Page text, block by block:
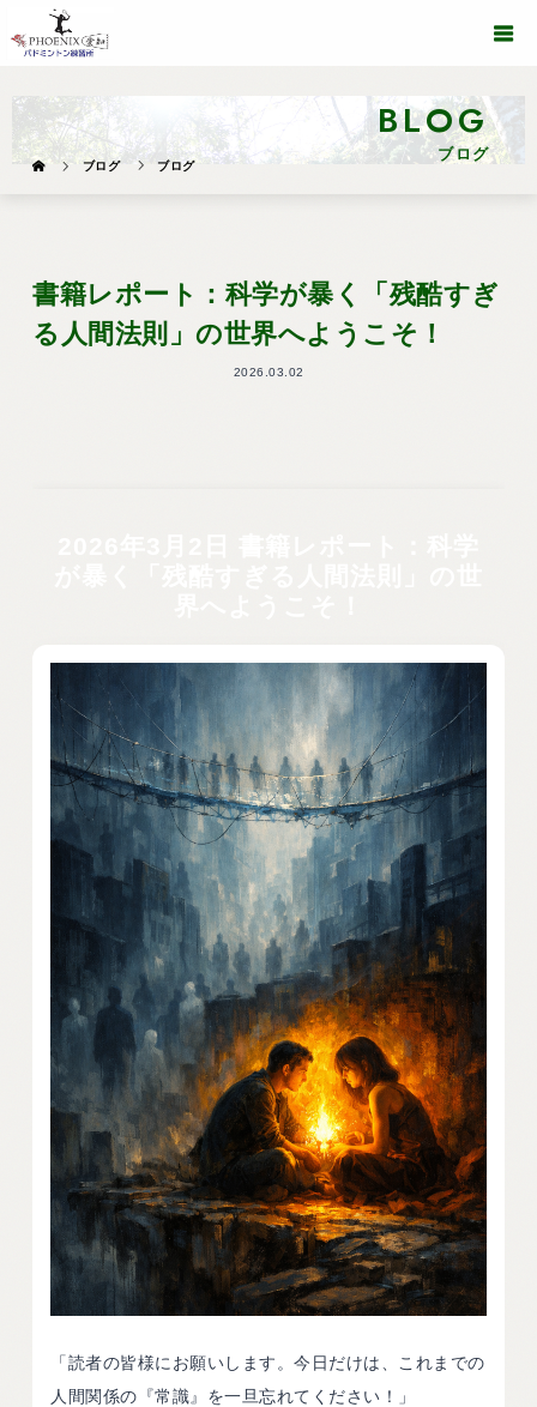
BLOG
ブログ
ブログ ブログ
書籍レポート：科学が暴く「残酷すぎ
る人間法則」の世界へようこそ！
2026.03.02
「読者の皆様にお願いします。今日だけは、これまでの
人間関係の『常識』を一旦忘れてください！」